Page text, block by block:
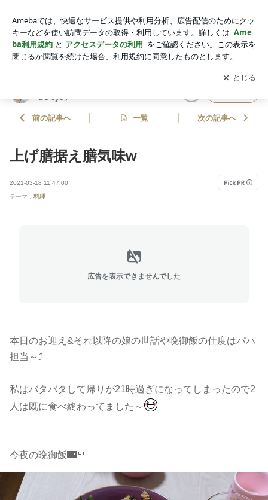
ye」Powered by Ameba
アプリをダウンロードして ブログの更新通知
を受け取りまし
ょう。
開く
a's eye」
前の記事へ 一覧 次の記事へ
上げ膳据え膳気味w
2021-03-18 11:47:00
テーマ： 料理
広告を表示できませんでした
本日のお迎え&それ以降の娘の世話や晩御飯の仕度はパパ
担当～⤴️
私はバタバタして帰りが21時過ぎになってしまったので2
人は既に食べ終わってました～
今夜の晩御飯🌃🍴